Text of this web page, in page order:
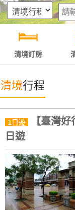
灣
訂
房
直接跟飯店訂房HOT
特
色
宿
全
球
清境訂房
清境行程
1日遊
【臺灣
日遊